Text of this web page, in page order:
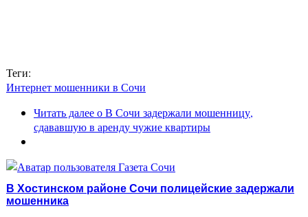
Теги:
Интернет мошенники в Сочи
Читать далеео В Сочи задержали мошенницу,
сдававшую в аренду чужие квартиры
В Хостинском районе Сочи полицейские задержали
мошенника